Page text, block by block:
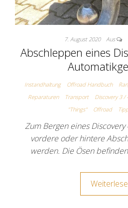
7. August 2020 Aus
Abschleppen eines
Instandhaltung Offroad Handbuch
Reparaturen
Transport Discovery 3 /
"Things"
Offroad
Zum Bergen eines
vordere oder hintere
werden. Die Ösen